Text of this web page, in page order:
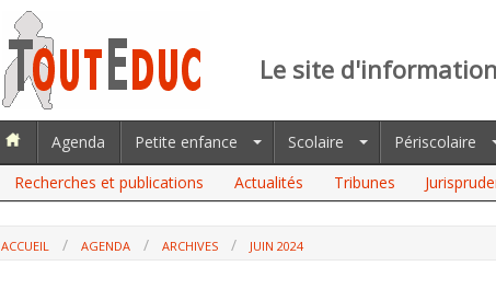
Le site
Agenda Petite enfance Scolaire Périscolaire
Recherches et publications
Actualités Tribunes
ACCUEIL AGENDA ARCHIVES JUIN 2024